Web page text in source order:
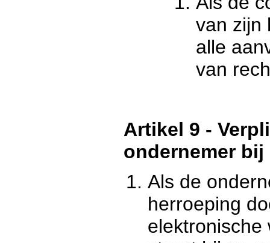
van zijn
alle
van
Artikel 9 -
ondernemer
Als de
herroeping
elektronische